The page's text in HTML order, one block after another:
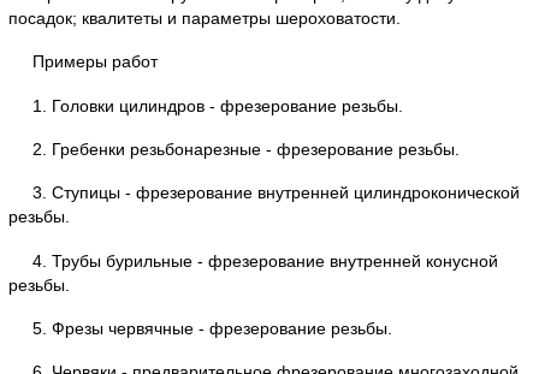
посадок; квалитеты и параметры шероховатости.
Примеры работ
1. Головки цилиндров - фрезерование резьбы.
2. Гребенки резьбонарезные - фрезерование резьбы.
3. Ступицы - фрезерование внутренней цилиндроконической
резьбы.
4. Трубы бурильные - фрезерование внутренней конусной
резьбы.
5. Фрезы червячные - фрезерование резьбы.